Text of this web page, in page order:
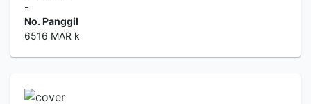
-
No. Panggil
6516 MAR k